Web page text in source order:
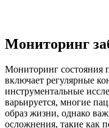
Мониторинг
Мониторинг состояния
включает регулярные
инструментальные
варьируется, многие
образ жизни, однако
осложнения, такие как